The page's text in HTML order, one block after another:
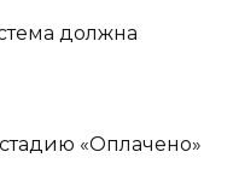
должна
«Оплачено»